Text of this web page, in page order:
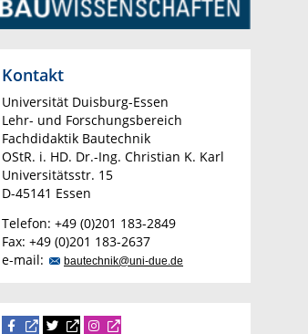
Kontakt
Universität Duisburg-Essen
Lehr- und Forschungsbereich
Fachdidaktik Bautechnik
OStR. i. HD. Dr.-Ing. Christian K. Karl
Universitätsstr. 15
D-45141 Essen
Telefon: +49 (0)201 183-2849
Fax: +49 (0)201 183-2637
e-mail:
bautechnik@uni-due.de